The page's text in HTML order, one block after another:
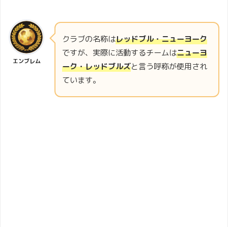
エンブレム
クラブの名称はレッドブル・ニューヨーク
ですが、実際に活動するチームはニューヨ
ーク・レッドブルズと言う呼称が使用され
ています。